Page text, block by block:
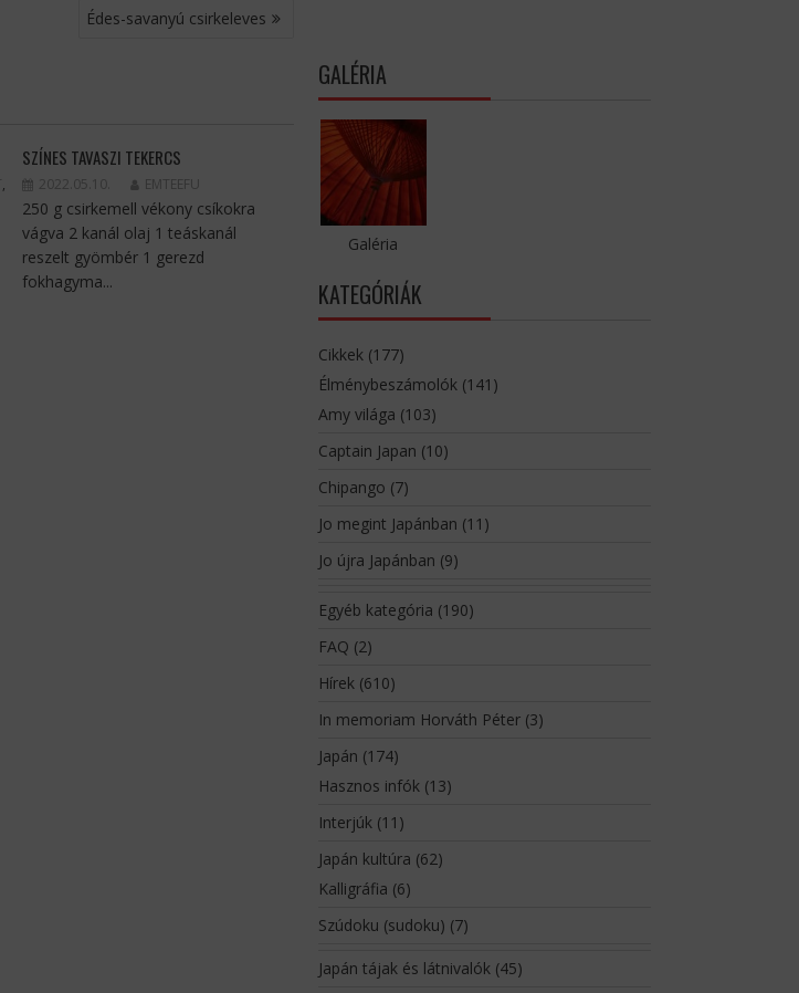
Édes-savanyú csirkeleves
,
SZÍNES TAVASZI TEKERCS
2022.05.10. EMTEEFU
250 g csirkemell vékony csíkokra
vágva 2 kanál olaj 1 teáskanál
reszelt gyömbér 1 gerezd
fokhagyma...
e
e
GALÉRIA
Galéria
KATEGÓRIÁK
Cikkek(177)
Élménybeszámolók(141)
Amy világa (103)
Captain Japan (10)
Chipango (7)
Jo megint Japánban (11)
Jo újra Japánban (9)
Egyéb kategória (190)
FAQ (2)
Hírek(610)
In memoriam Horváth Péter(3)
Japán (174)
Hasznos infók(13)
Interjúk(11)
Japán kultúra (62)
Kalligráfia (6)
Szúdoku (sudoku) (7)
Japán tájak és látnivalók(45)